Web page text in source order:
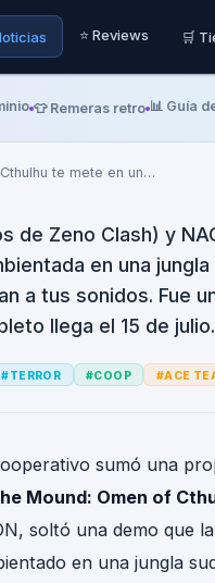
⭐ Reviews 🛒
Remeras retro 📊 Guía de
te mete en un…
el
Fest
de Zeno Clash) y
en una
a tus sonidos. Fue
llega el 15 de julio.
#TERROR #COOP #ACE
sumó una
Mound: Omen of
soltó una demo que
en una jungla